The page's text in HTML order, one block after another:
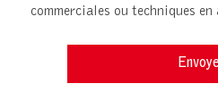
commerciales ou techniques